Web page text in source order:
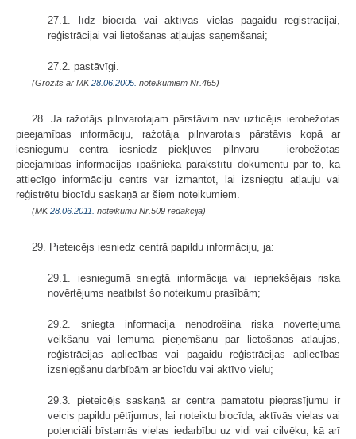
27.1. līdz biocīda vai aktīvās vielas pagaidu reģistrācijai,
reģistrācijai vai lietošanas atļaujas saņemšanai;
27.2. pastāvīgi.
(Grozīts ar MK28.06.2005. noteikumiem Nr.465)
28. Ja ražotājs pilnvarotajam pārstāvim nav uzticējis ierobežotas
pieejamības informāciju, ražotāja pilnvarotais pārstāvis kopā ar
iesniegumu centrā iesniedz piekļuves pilnvaru – ierobežotas
pieejamības informācijas īpašnieka parakstītu dokumentu par to, ka
attiecīgo informāciju centrs var izmantot, lai izsniegtu atļauju vai
reģistrētu biocīdu saskaņā ar šiem noteikumiem.
(MK28.06.2011. noteikumu Nr.509 redakcijā)
29. Pieteicējs iesniedz centrā papildu informāciju, ja:
29.1. iesniegumā sniegtā informācija vai iepriekšējais riska
novērtējums neatbilst šo noteikumu prasībām;
29.2. sniegtā informācija nenodrošina riska novērtējuma
veikšanu vai lēmuma pieņemšanu par lietošanas atļaujas,
reģistrācijas apliecības vai pagaidu reģistrācijas apliecības
izsniegšanu darbībām ar biocīdu vai aktīvo vielu;
29.3. pieteicējs saskaņā ar centra pamatotu pieprasījumu ir
veicis papildu pētījumus, lai noteiktu biocīda, aktīvās vielas vai
potenciāli bīstamās vielas iedarbību uz vidi vai cilvēku, kā arī